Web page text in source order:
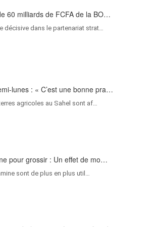
60 milliards de FCFA de la BO…
décisive dans le partenariat strat…
lunes : « C’est une bonne pra…
agricoles au Sahel sont af…
pour grossir : Un effet de mo…
sont de plus en plus util…